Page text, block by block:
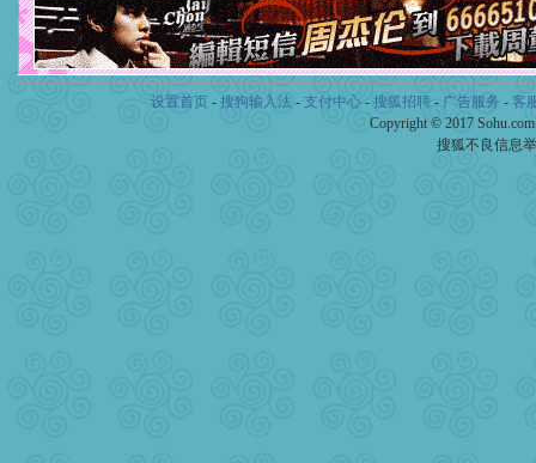
设置首页 - 搜狗输入法 - 支付中心- 搜狐招聘- 广告服务 - 客
Copyright © 2017
搜狐不良信息